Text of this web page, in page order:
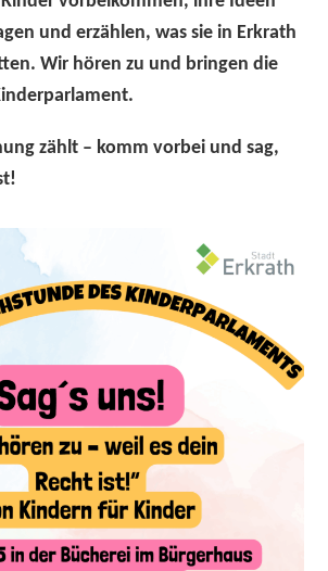
und erzählen, was sie in Erkrath
Wir hören zu und bringen die
zählt – komm vorbei und sag,